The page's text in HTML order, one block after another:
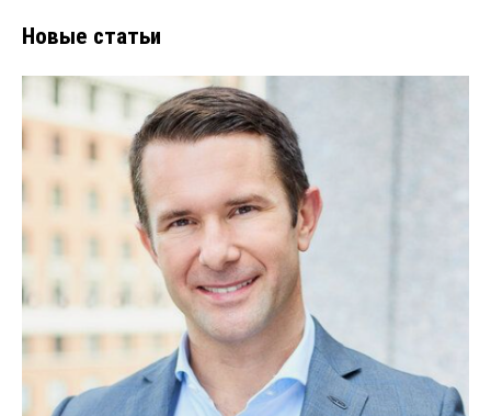
Новые статьи